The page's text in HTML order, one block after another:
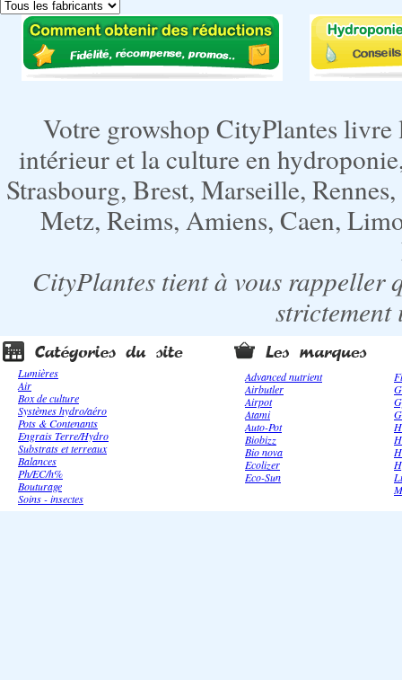
Votre growshop CityPlantes
intérieur et la culture en
Strasbourg, Brest, Marseille,
Metz, Reims, Amiens, Caen,
CityPlantes tient à vous rappeller
strictement
Lumières
Air
Box de culture
Systèmes hydro/aéro
Pots & Contenants
Engrais Terre/Hydro
Substrats et terreaux
Balances
Ph/EC/h%
Bouturage
Soins - insectes
Advanced nutrient
Airbutler
Airpot
Atami
Auto-Pot
Biobizz
Bio nova
Ecolizer
Eco-Sun